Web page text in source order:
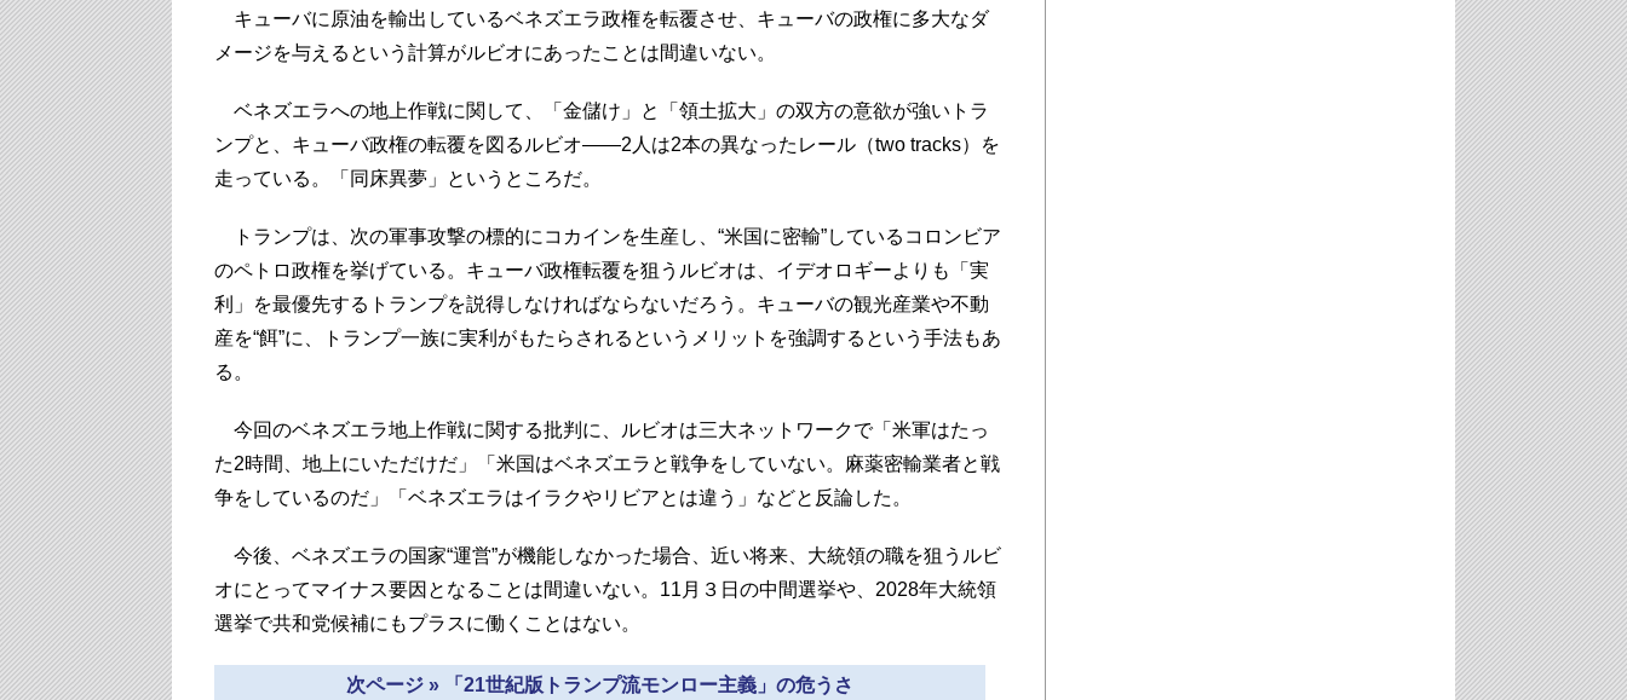
キューバに原油を輸出しているベネズエラ政権を転覆させ、キューバの政権に多大なダ
メージを与えるという計算がルビオにあったことは間違いない。
ベネズエラへの地上作戦に関して、「金儲け」と「領土拡大」の双方の意欲が強いトラ
ンプと、キューバ政権の転覆を図るルビオ――2人は2本の異なったレール（two tracks）を
走っている。「同床異夢」というところだ。
トランプは、次の軍事攻撃の標的にコカインを生産し、“米国に密輸”しているコロンビア
のペトロ政権を挙げている。キューバ政権転覆を狙うルビオは、イデオロギーよりも「実
利」を最優先するトランプを説得しなければならないだろう。キューバの観光産業や不動
産を“餌”に、トランプ一族に実利がもたらされるというメリットを強調するという手法もあ
る。
今回のベネズエラ地上作戦に関する批判に、ルビオは三大ネットワークで「米軍はたっ
た2時間、地上にいただけだ」「米国はベネズエラと戦争をしていない。麻薬密輸業者と戦
争をしているのだ」「ベネズエラはイラクやリビアとは違う」などと反論した。
今後、ベネズエラの国家“運営”が機能しなかった場合、近い将来、大統領の職を狙うルビ
オにとってマイナス要因となることは間違いない。11月３日の中間選挙や、2028年大統領
選挙で共和党候補にもプラスに働くことはない。
次ページ » 「21世紀版トランプ流モンロー主義」の危うさ